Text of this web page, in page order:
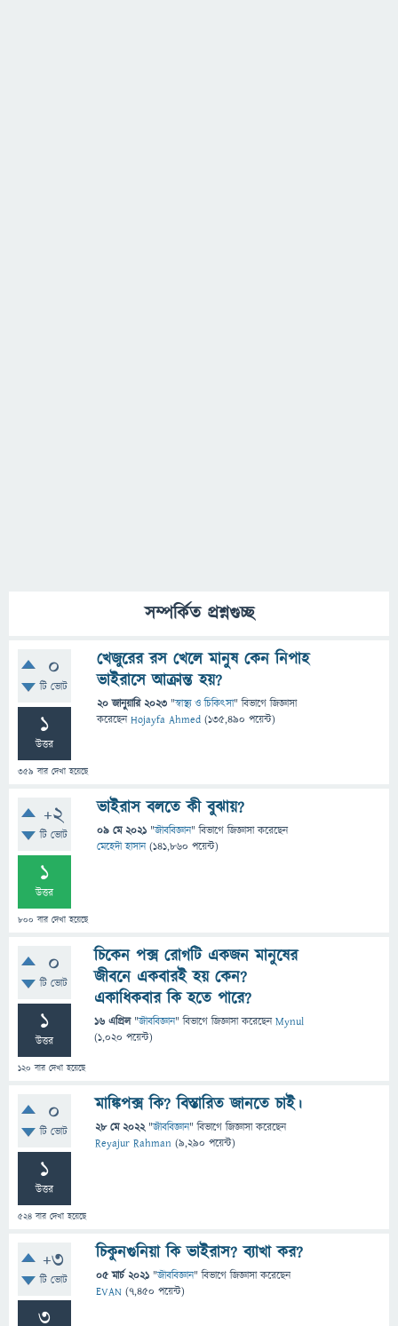
সম্পর্কিত প্রশ্নগুচ্ছ
0
টি ভোট
1
উত্তর
359 বার দেখা হয়েছে
খেজুরের রস খেলে মানুষ কেন নিপাহ
ভাইরাসে আক্রান্ত হয়?
20 জানুয়ারি 2023 "স্বাস্থ্য ও চিকিৎসা" বিভাগে জিজ্ঞাসা
করেছেনHojayfa Ahmed (135,490 পয়েন্ট)
+2
টি ভোট
1
উত্তর
800 বার দেখা হয়েছে
ভাইরাস বলতে কী বুঝায়?
09 মে 2021 "জীববিজ্ঞান" বিভাগে জিজ্ঞাসাকরেছেন
মেহেদী হাসান (141,860 পয়েন্ট)
0
টি ভোট
1
উত্তর
120 বার দেখা হয়েছে
চিকেন পক্স রোগটি একজন মানুষের
জীবনে একবারই হয় কেন?
একাধিকবার কি হতে পারে?
16 এপ্রিল "জীববিজ্ঞান" বিভাগে জিজ্ঞাসাকরেছেনMynul
(1,020 পয়েন্ট)
0
টি ভোট
1
উত্তর
524 বার দেখা হয়েছে
মাঙ্কিপক্স কি? বিস্তারিত জানতে চাই।
28 মে 2022 "জীববিজ্ঞান" বিভাগে জিজ্ঞাসাকরেছেন
Reyajur Rahman (9,290 পয়েন্ট)
+3
টি ভোট
3
চিকুনগুনিয়া কি ভাইরাস? ব্যাখা কর?
05 মার্চ 2021 "জীববিজ্ঞান" বিভাগে জিজ্ঞাসাকরেছেন
EVAN (7,450 পয়েন্ট)